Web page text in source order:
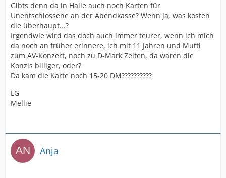
Gibts denn da in Halle auch noch Karten für
Unentschlossene an der Abendkasse? Wenn ja, was kosten
die überhaupt...?
Irgendwie wird das doch auch immer teurer, wenn ich mich
da noch an früher erinnere, ich mit 11 Jahren und Mutti
zum AV-Konzert, noch zu D-Mark Zeiten, da waren die
Konzis billiger, oder?
Da kam die Karte noch 15-20 DM??????????
LG
Mellie
Anja